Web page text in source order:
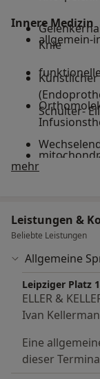
Knie
Schulter-
septisch
Fußchirurgie
Ganglien
Innere Medizin
allgemein-
Abdomen-
“Stress-
Abklärung
Syndroms
Aufnahme
mehrÜber mich
Leistungen &
Beliebte Leistungen
Allgemeine
Leipziger Platz
ELLER &
Ivan
Eine
dieser